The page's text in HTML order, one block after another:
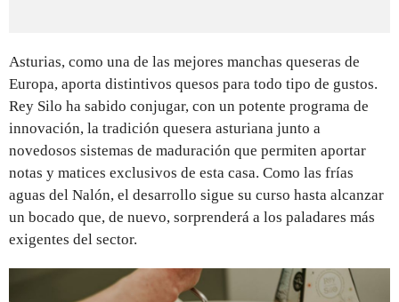
Asturias, como una de las mejores manchas queseras de
Europa, aporta distintivos quesos para todo tipo de gustos.
Rey Silo ha sabido conjugar, con un potente programa de
innovación, la tradición quesera asturiana junto a
novedosos sistemas de maduración que permiten aportar
notas y matices exclusivos de esta casa. Como las frías
aguas del Nalón, el desarrollo sigue su curso hasta alcanzar
un bocado que, de nuevo, sorprenderá a los paladares más
exigentes del sector.